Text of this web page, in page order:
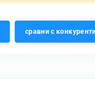
сравни с